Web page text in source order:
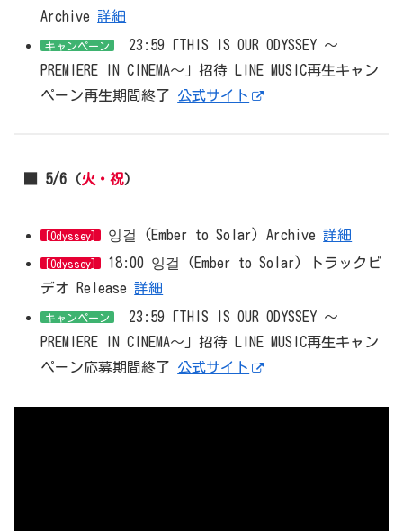
Archive詳細
キャンペーン
23:59「THIS IS OUR ODYSSEY ～
PREMIERE IN CINEMA～」招待 LINE MUSIC再生キャン
ペーン再生期間終了 公式サイト
■ 5/6（火・祝）
[Odyssey] 잉걸 (Ember to Solar) Archive詳細
[Odyssey]
18:00 잉걸 (Ember to Solar) トラックビ
デオ Release詳細
キャンペーン
23:59「THIS IS OUR ODYSSEY ～
PREMIERE IN CINEMA～」招待 LINE MUSIC再生キャン
ペーン応募期間終了 公式サイト